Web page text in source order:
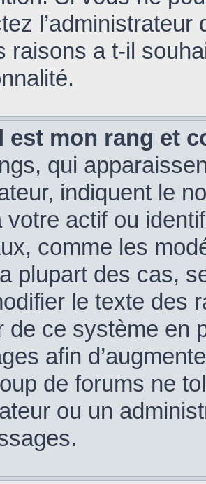
raisons a t-il
est mon rang et
qui
indiquent le
votre actif ou
comme les
plupart des cas,
le texte des
de ce système en
afin
de forums ne
ou un